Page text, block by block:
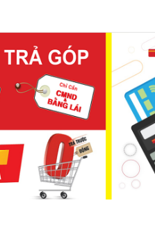
chất cần thiết cho cơ thể
thừa -> tiết kiệm chi phí tối đa
được nhu cầu nước sạch cho
Geyser tại Viện Pasteur TP